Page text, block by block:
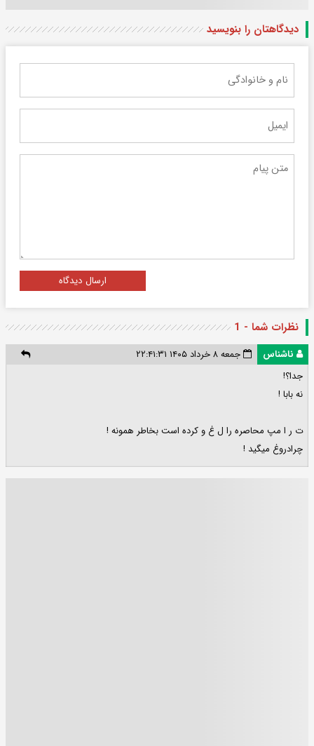
دیدگاهتان را بنویسید
ارسال دیدگاه
نظرات شما - 1
ناشناس
جمعه ۸ خرداد ۱۴۰۵ ۲۲:۴۱:۳۱
جدا؟!
نه بابا !
ت ر ا مپ محاصره را ل غ و کرده است بخاطر همونه !
چرادروغ میگید !